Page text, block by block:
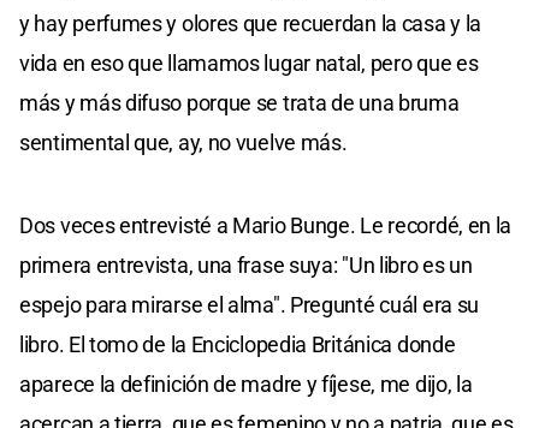
y hay perfumes y olores que recuerdan la casa y la
vida en eso que llamamos lugar natal, pero que es
más y más difuso porque se trata de una bruma
sentimental que, ay, no vuelve más.
Dos veces entrevisté a Mario Bunge. Le recordé, en la
primera entrevista, una frase suya: "Un libro es un
espejo para mirarse el alma". Pregunté cuál era su
libro. El tomo de la Enciclopedia Británica donde
aparece la definición de madre y fíjese, me dijo, la